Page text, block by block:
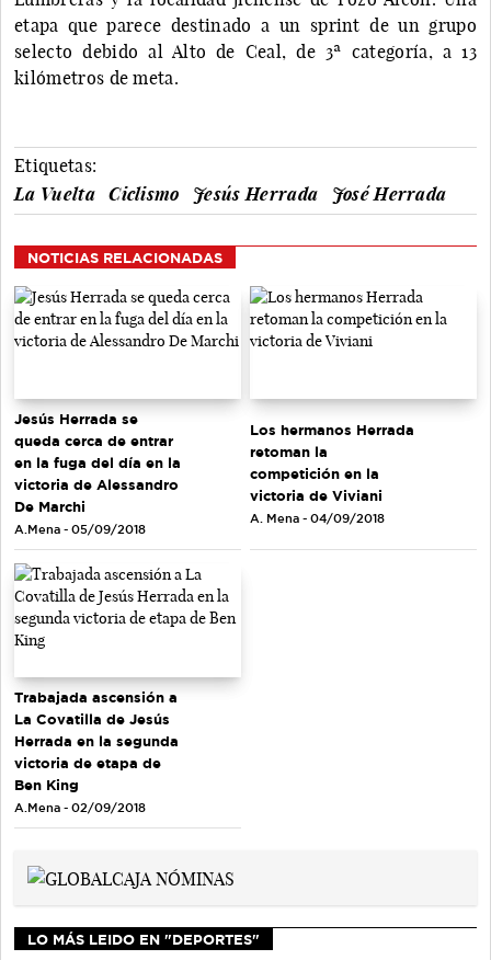
etapa que parece destinado a un sprint de un grupo
selecto debido al Alto de Ceal, de 3ª categoría, a 13
kilómetros de meta.
Etiquetas:
La Vuelta
Ciclismo Jesús Herrada José Herrada
NOTICIAS RELACIONADAS
Jesús Herrada se
queda cerca de entrar
en la fuga del día en la
victoria de Alessandro
De Marchi
A.Mena - 05/09/2018
Los hermanos Herrada
retoman la
competición en la
victoria de Viviani
A. Mena - 04/09/2018
Trabajada ascensión a
La Covatilla de Jesús
Herrada en la segunda
victoria de etapa de
Ben King
A.Mena - 02/09/2018
LO MÁS LEIDO EN "DEPORTES"